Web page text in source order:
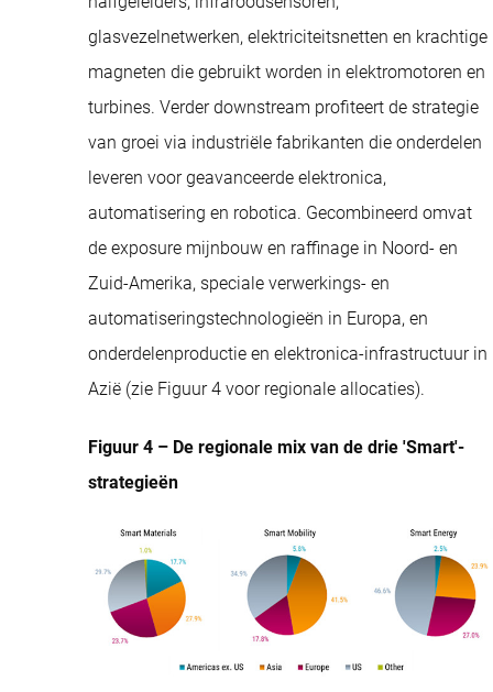
glasvezelnetwerken, elektriciteitsnetten en krachtige
magneten die gebruikt worden in elektromotoren en
turbines. Verder downstream profiteert de strategie
van groei via industriële fabrikanten die onderdelen
leveren voor geavanceerde elektronica,
automatisering en robotica. Gecombineerd omvat
de exposure mijnbouw en raffinage in Noord- en
Zuid-Amerika, speciale verwerkings- en
automatiseringstechnologieën in Europa, en
onderdelenproductie en elektronica-infrastructuur in
Azië (zie Figuur 4 voor regionale allocaties).
Figuur 4 – De regionale mix van de drie 'Smart'-
strategieën